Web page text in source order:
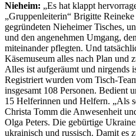
Nieheim: „Es hat klappt
„Gruppenleiterin“ Brigitte Reineke
gegründeten Nieheimer Tisches,
und den angenehmen Umgang,
miteinander pflegten. Und
Käsemuseum alles nach Plan und
Alles ist aufgeräumt und nirgends
Registriert wurden vom Tisch-
insgesamt 108 Personen. Bedient
15 Helferinnen und Helfern. „Als
Christa Tomm die Anwesenheit
Olga Peters. Die gebürtige
ukrainisch und russisch. Damit es